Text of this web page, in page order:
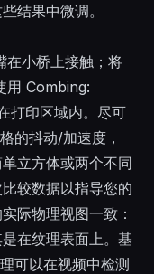
结果中微调。
小桥上接触；将
用 Combing:
打印区域内。尽可
的抖动/加速度，
立方体或两个不同
较数据以指导您的
际物理视图一致：
在纹理表面上。基
可以在视频中检测